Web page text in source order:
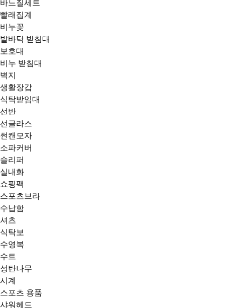
바느질세트
빨래집계
비누꽃
발바닥 받침대
보호대
비누 받침대
벽지
생활장갑
식탁받임대
선반
선글라스
썬캔모자
소파커버
슬리퍼
실내화
쇼핑팩
스포츠브라
수납함
셔츠
식탁보
수영복
수트
성탄나무
시계
스포츠 용품
샤워헤드